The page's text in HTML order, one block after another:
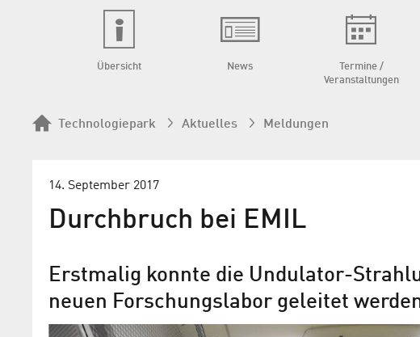
Übersicht News
Termine /
Veranstaltungen
Technologiepark Aktuelles Meldungen
14. September 2017
Durchbruch bei EMIL
Erstmalig konnte die Undulator-
neuen Forschungslabor geleitet